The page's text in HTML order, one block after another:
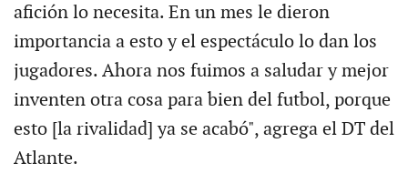
afición lo necesita. En un mes le dieron
importancia a esto y el espectáculo lo dan los
jugadores. Ahora nos fuimos a saludar y mejor
inventen otra cosa para bien del futbol, porque
esto [la rivalidad] ya se acabó", agrega el DT del
Atlante.